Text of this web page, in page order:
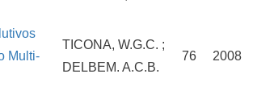
Multi-
TICONA, W.G.C. ;
DELBEM. A.C.B.
76 2008